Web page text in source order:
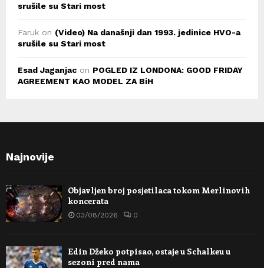
srušile su Stari most
Faruk on (Video) Na današnji dan 1993. jedinice HVO-a
srušile su Stari most
Esad Jaganjac on POGLED IZ LONDONA: GOOD FRIDAY
AGREEMENT KAO MODEL ZA BiH
Najnovije
Objavljen broj posjetilaca tokom Merlinovih
koncerata
03/08/2026 0
Edin Džeko potpisao, ostaje u Schalkeu u
sezoni pred nama